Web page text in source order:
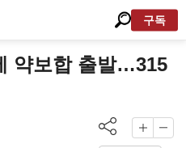
구독
약보합 출발…315